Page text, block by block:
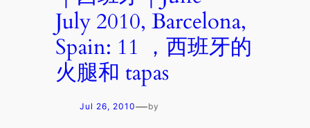
July 2010, Barcelona,
Spain: 11 ，西班牙的
火腿和 tapas
Jul 26, 2010—by